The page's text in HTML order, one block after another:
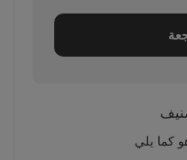
كما يلي